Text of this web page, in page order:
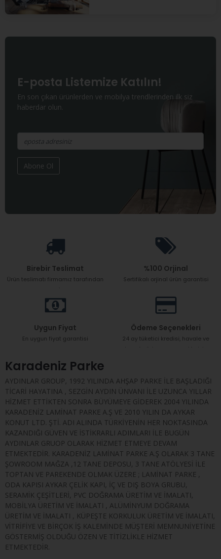
E-posta Listemize Katılın!
En son çıkan ürünlerden ve mobilya trendlerinden ilk siz
haberdar olun.
Abone Ol
Birebir Teslimat
Ürün teslimatı firmamız tarafından
yapılır
%100 Orjinal
Sertifikalı orjinal ürün garantisi
Uygun Fiyat
En uygun fiyat garantisi
Ödeme Seçenekleri
24 ay tüketici kredisi, havale ve
kapıda ödeme seçenekleriyle
Karadeniz Parke
AYDINLAR GROUP, 1992 YILINDA AHŞAP PARKE İLE BAŞLADIĞI
TİCARİ HAYATINA , SEZGİN AYDIN ÜNVANI İLE UZUNCA YILLAR
HİZMET ETTİKTEN SONRA BÜYÜMEYE GİDEREK 2004 YILINDA
KARADENİZ LAMİNAT PARKE A.Ş VE 2010 YILIN DA AYKAR
KONUT LTD. ŞTİ. ADI ALINDA TÜRKİYENİN HER NOKTASINDA
KAZANDIĞI GÜVEN VE İSTİKRARLI ADIMLARI İLE BUGÜN
AYDINLAR GRUOP OLARAK HİZMET ETMEYE DEVAM
ETMEKTEDİR. KARADENİZ LAMİNAT PARKE A.Ş OLARAK 3 TANE
ŞOWROOM MAĞZA ,12 TANE DEPOSU, 3 TANE ATÖLYESİ İLE
TOPTAN VE PAREKENDE OLMAK ÜZERE ; LAMİNAT PARKE ,
ODA KAPISI AYKAR ÇELİK KAPI, İÇ VE DIŞ BOYA GRUBU,
SERAMİK ÇEŞİTLERİ, PVC DOĞRAMA ÜRETİM VE İMALATI,
MOBİLYA ÜRETİM VE İMALATI , ALÜMİNYUM DOĞRAMA
ÜRETİM VE İMALATI , KÜPEŞTE KORKULUK ÜRETİM VE İMALATI,
VİTRİFİYE VE BİRÇOK İŞ KALEMİNDE MÜŞTERİ MEMNUNİYETİNE
GÖSTERMİŞ OLDUĞU ÖZEN VE TİTİZLİKLE HİZMET
ETMEKTEDİR.